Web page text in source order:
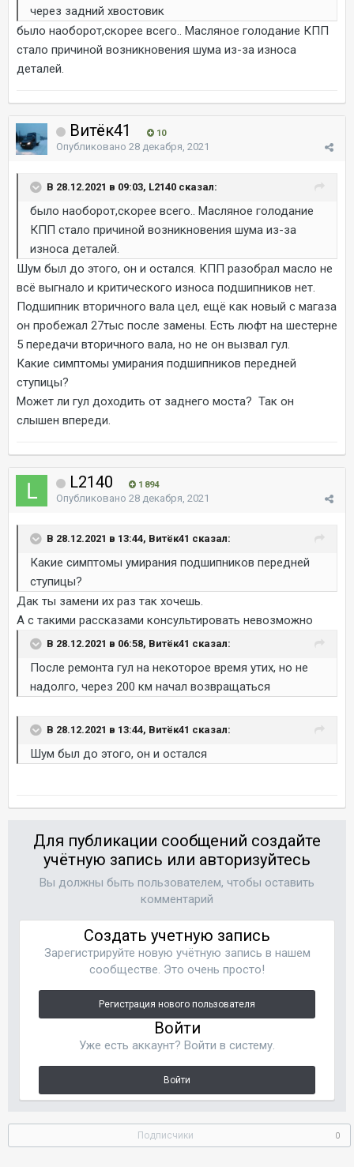
через задний хвостовик
было наоборот,скорее всего.. Масляное голодание КПП
стало причиной возникновения шума из-за износа
деталей.
Витёк41 10
Опубликовано 28 декабря, 2021
В 28.12.2021 в 09:03, L2140 сказал:
было наоборот,скорее всего.. Масляное голодание
КПП стало причиной возникновения шума из-за
износа деталей.
Шум был до этого, он и остался. КПП разобрал масло не
всё выгнало и критического износа подшипников нет.
Подшипник вторичного вала цел, ещё как новый с магаза
он пробежал 27тыс после замены. Есть люфт на шестерне
5 передачи вторичного вала, но не он вызвал гул.
Какие симптомы умирания подшипников передней
ступицы?
Может ли гул доходить от заднего моста? Так он
слышен впереди.
L2140 1 894
Опубликовано 28 декабря, 2021
В 28.12.2021 в 13:44, Витёк41 сказал:
Какие симптомы умирания подшипников передней
ступицы?
Дак ты замени их раз так хочешь.
А с такими рассказами консультировать невозможно
В 28.12.2021 в 06:58, Витёк41 сказал:
После ремонта гул на некоторое время утих, но не
надолго, через 200 км начал возвращаться
В 28.12.2021 в 13:44, Витёк41 сказал:
Шум был до этого, он и остался
Для публикации сообщений создайте
учётную запись или авторизуйтесь
Вы должны быть пользователем, чтобы оставить
комментарий
Создать учетную запись
Зарегистрируйте новую учётную запись в нашем
сообществе. Это очень просто!
Регистрация нового пользователя
Войти
Уже есть аккаунт? Войти в систему.
Войти
Подписчики 0